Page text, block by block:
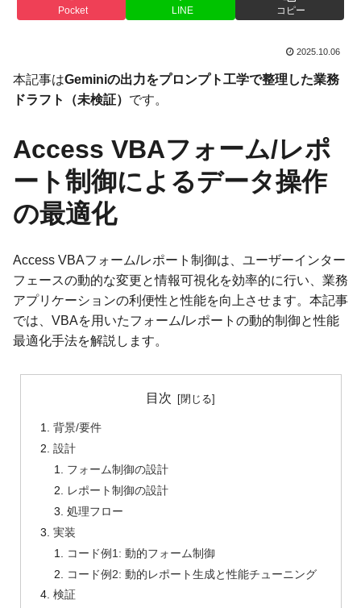
Pocket LINE コピー
2025.10.06
本記事はGeminiの出力をプロンプト工学で整理した業務
ドラフト（未検証） です。
Access VBAフォーム/レポ
ート制御によるデータ操作
の最適化
Access VBAフォーム/レポート制御は、ユーザーインター
フェースの動的な変更と情報可視化を効率的に行い、業務
アプリケーションの利便性と性能を向上させます。本記事
では、VBAを用いたフォーム/レポートの動的制御と性能
最適化手法を解説します。
目次
背景/要件
設計
フォーム制御の設計
レポート制御の設計
処理フロー
実装
コード例1: 動的フォーム制御
コード例2: 動的レポート生成と性能チューニング
検証